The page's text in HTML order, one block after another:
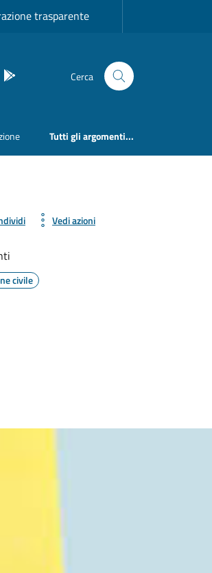
trasparente
Bosa inAppCerca
Tutti gli argomenti...
Vedi azioni
civile